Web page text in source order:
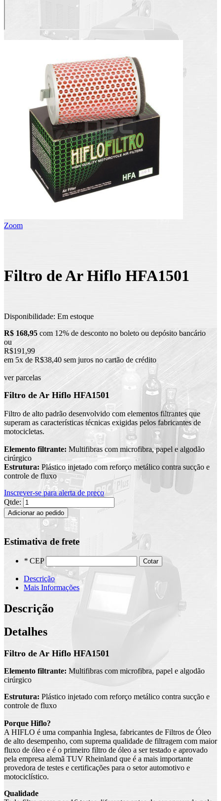
Zoom
Filtro de Ar Hiflo HFA1501
Disponibilidade: Em estoque
R$ 168,95 com 12% de desconto no boleto ou depósito bancário
ou
R$191,99
em 5x de R$38,40 sem juros no cartão de crédito
ver parcelas
Filtro de Ar Hiflo HFA1501
Filtro de alto padrão desenvolvido com elementos filtrantes que
superam as características técnicas exigidas pelos fabricantes de
motocicletas.
Elemento filtrante: Multifibras com microfibra, papel e algodão
cirúrgico
Estrutura: Plástico injetado com reforço metálico contra sucção e
controle de fluxo
Inscrever-se para alerta de preço
Qtde:
Adicionar ao pedido
Estimativa de frete
* CEP Cotar
Descrição
Mais Informações
Descrição
Detalhes
Filtro de Ar Hiflo HFA1501
Elemento filtrante: Multifibras com microfibra, papel e algodão
cirúrgico
Estrutura: Plástico injetado com reforço metálico contra sucção e
controle de fluxo
Porque Hiflo?
A HIFLO é uma companhia Inglesa, fabricantes de Filtros de Óleo
de alto desempenho, com suprema qualidade de filtragem com maior
fluxo de óleo e é o primeiro filtro de óleo a ser testado e aprovado
pela empresa alemã TUV Rheinland que é a mais importante
provedora de testes e certificações para o setor automotivo e
motociclístico.
Qualidade